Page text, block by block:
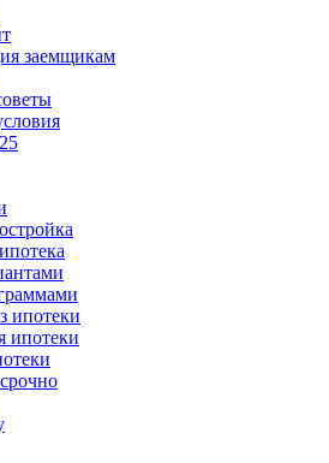
заемщикам
ипотеки
ипотеки